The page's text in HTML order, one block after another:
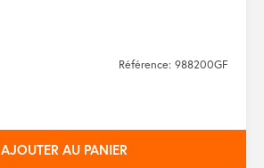
Référence: 988200GF
AJOUTER AU PANIER